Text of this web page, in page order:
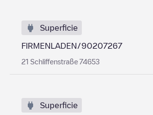
Superficie
FIRMENLADEN/90207267
21 Schliffenstraße 74653
Superficie